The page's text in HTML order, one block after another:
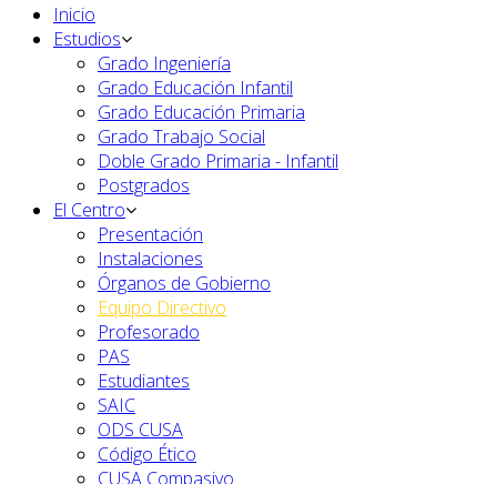
Inicio
Estudios
Grado Ingeniería
Grado Educación Infantil
Grado Educación Primaria
Grado Trabajo Social
Doble Grado Primaria - Infantil
Postgrados
El Centro
Presentación
Instalaciones
Órganos de Gobierno
Equipo Directivo
Profesorado
PAS
Estudiantes
SAIC
ODS CUSA
Código Ético
CUSA Compasivo